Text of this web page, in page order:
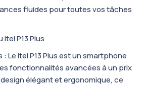
fluides pour toutes vos tâches
P13 Plus
Le itel P13 Plus est un smartphone
fonctionnalités avancées à un prix
élégant et ergonomique, ce